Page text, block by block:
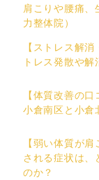
肩こりや腰痛
力整体院）
【ストレス解
トレス発散や解
【体質改善の
小倉南区と小倉
【弱い体質が
される症状は
のか？